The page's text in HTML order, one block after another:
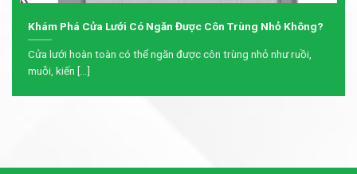
Khám Phá Cửa Lưới Có Ngăn Được Côn Trùng Nhỏ Không?
Cửa lưới hoàn toàn có thể ngăn được côn trùng nhỏ như ruồi,
muỗi, kiến [...]